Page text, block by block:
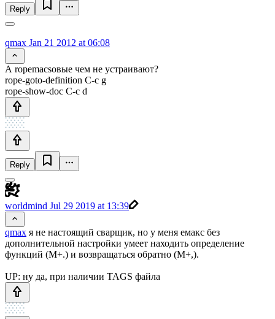
Reply
qmax Jan 21 2012 at 06:08
А ropemacsовые чем не устраивают?
rope-goto-definition C-c g
rope-show-doc C-c d
Reply
worldmind Jul 29 2019 at 13:39
qmax я не настоящий сварщик, но у меня емакс без
дополнительной настройки умеет находить определение
функций (M+.) и возвращаться обратно (M+,).
UP: ну да, при наличии TAGS файла